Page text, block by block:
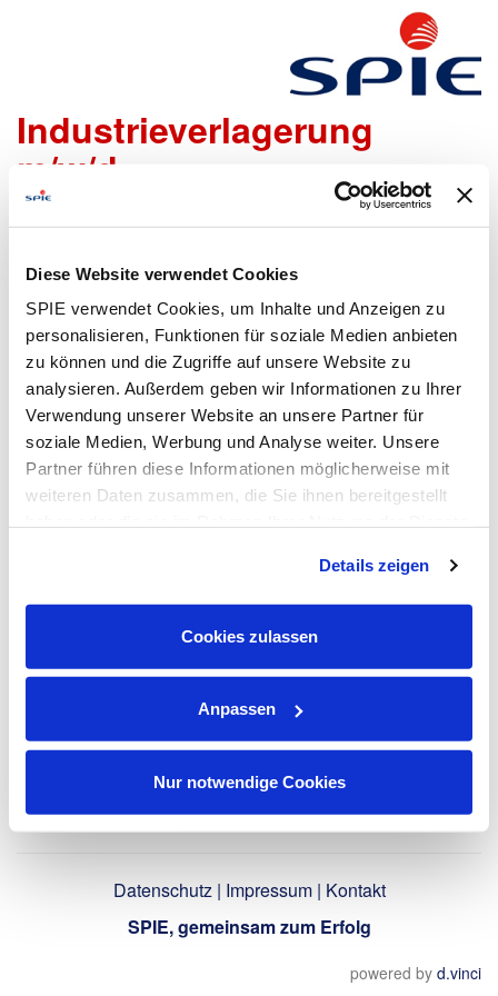
Diese Website verwendet Cookies
SPIE verwendet Cookies, um Inhalte und Anzeigen zu
personalisieren, Funktionen für soziale Medien anbieten
zu können und die Zugriffe auf unsere Website zu
analysieren. Außerdem geben wir Informationen zu Ihrer
Verwendung unserer Website an unsere Partner für
soziale Medien, Werbung und Analyse weiter. Unsere
Partner führen diese Informationen möglicherweise mit
weiteren Daten zusammen, die Sie ihnen bereitgestellt
Verarbeitung Ihrer Daten in den USA ein. Alle weiteren
Informationen zu Cookies finden Sie in unseren
Datenschutzhinweisen .
Details zeigen
Cookies zulassen
Anpassen
Nur notwendige Cookies
Industrieverlagerung
m/w/d
möchtest!
Um den Bewerbungsprozess für Dich so einfach wie
möglich zu gestalten, bieten wir Dir folgende Möglichkeiten
an, um Daten zu übermitteln:
Bewerbungsformular
ausfüllen
Lebenslauf
hochladen
Zurück
Datenschutz| Impressum| Kontakt
SPIE, gemeinsam zum Erfolg
powered by d.vinci